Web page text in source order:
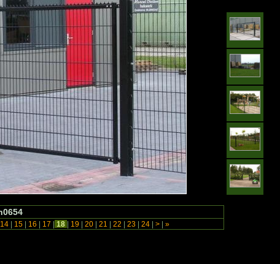
14 | 15 | 16 | 17 | 18 | 19 | 20 | 21 | 22 | 23 | 24 | > | »